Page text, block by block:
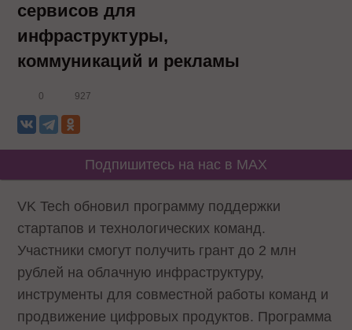
сервисов для
инфраструктуры,
коммуникаций и рекламы
0 927
Подпишитесь на нас в MAX
VK Tech обновил программу поддержки
стартапов и технологических команд.
Участники смогут получить грант до 2 млн
рублей на облачную инфраструктуру,
инструменты для совместной работы команд и
продвижение цифровых продуктов. Программа